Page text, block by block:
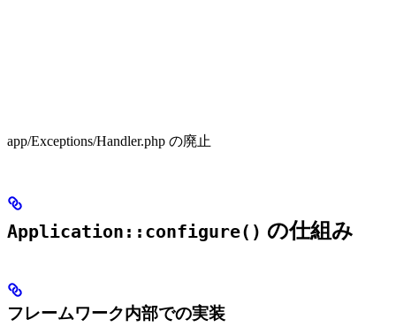
app/Exceptions/Handler.php の廃止
Application::configure() の仕組み
フレームワーク内部での実装